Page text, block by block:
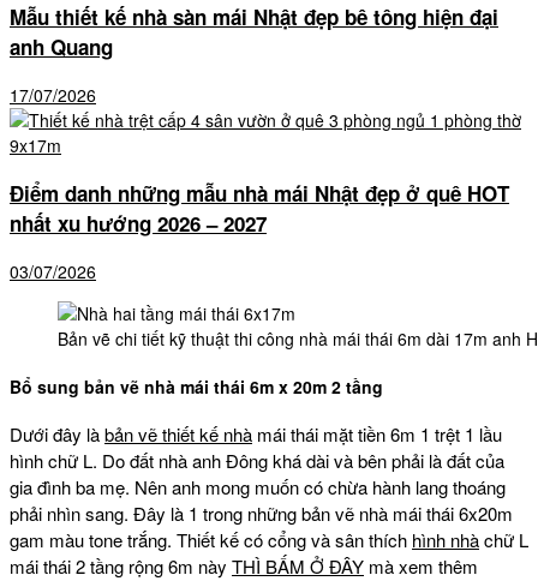
Mẫu thiết kế nhà sàn mái Nhật đẹp bê tông hiện đại
anh Quang
17/07/2026
Điểm danh những mẫu nhà mái Nhật đẹp ở quê HOT
nhất xu hướng 2026 – 2027
03/07/2026
Bản vẽ chi tiết kỹ thuật thi công nhà mái thái 6m dài 17m anh
Bổ sung bản vẽ nhà mái thái 6m x 20m 2 tầng
Dưới đây làbản vẽ thiết kế nhà mái thái mặt tiền 6m 1 trệt 1 lầu
hình chữ L. Do đất nhà anh Đông khá dài và bên phải là đất của
gia đình ba mẹ. Nên anh mong muốn có chừa hành lang thoáng
phải nhìn sang. Đây là 1 trong những bản vẽ nhà mái thái 6x20m
gam màu tone trắng. Thiết kế có cổng và sân thích hình nhàchữ L
mái thái 2 tầng rộng 6m này THÌ BẤM Ở ĐÂY mà xem thêm